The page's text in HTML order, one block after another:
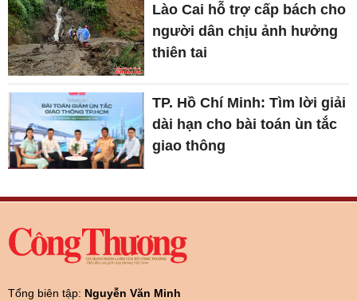
Lào Cai hỗ trợ cấp bách cho
người dân chịu ảnh hưởng
thiên tai
TP. Hồ Chí Minh: Tìm lời giải
dài hạn cho bài toán ùn tắc
giao thông
Tổng biên tập: Nguyễn Văn Minh